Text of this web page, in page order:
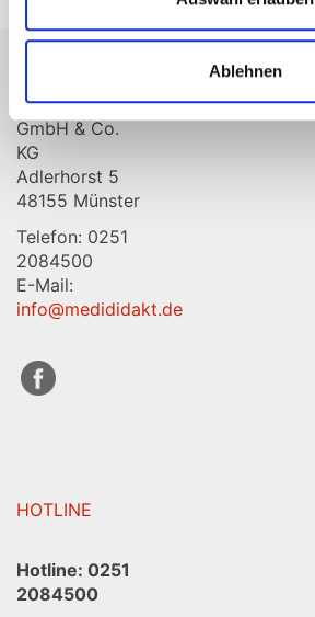
Ablehnen
MediDidakt
GmbH & Co.
KG
Adlerhorst 5
48155 Münster
Telefon: 0251
2084500
E-Mail:
info@medididakt.de
HOTLINE
Hotline: 0251
2084500